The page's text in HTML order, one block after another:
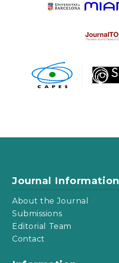
Journal Information
About the Journal
Submissions
Editorial Team
Contact